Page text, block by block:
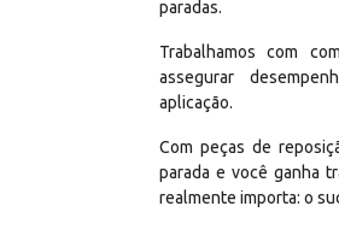
paradas.
Trabalhamos com
assegurar
aplicação.
Com peças de
parada e você ganha
realmente importa: o